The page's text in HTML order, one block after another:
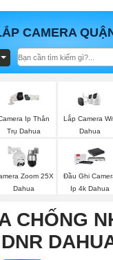
CAMERA
Ip Thân
Trụ Dahua
Lắp Camera
Dahua
Zoom 25X
Dahua
Đầu Ghi
Ip 4k Dahua
CHỐNG
DNR